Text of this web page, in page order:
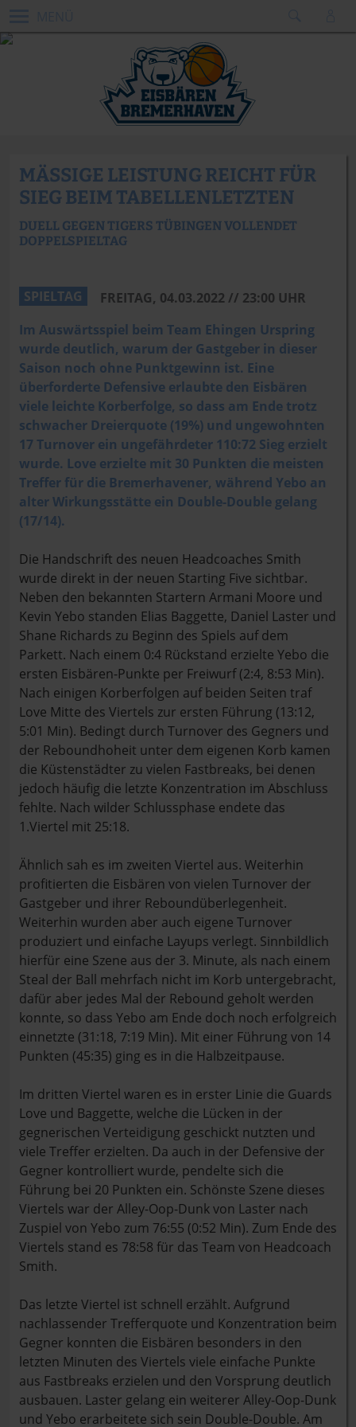
MÄSSIGE LEISTUNG REICHT FÜR S
IEG BEIM TABELLENLETZTEN
DUELL GEGEN TIGERS TÜBINGEN VOLLENDET
DOPPELSPIELTAG
SPIELTAG
FREITAG, 04.03.2022 // 23:00 UHR
Im Auswärtsspiel beim Team Ehingen Urspring
wurde deutlich, warum der Gastgeber in dieser
Saison noch ohne Punktgewinn ist. Eine
überforderte Defensive erlaubte den Eisbären
viele leichte Korberfolge, so dass am Ende trotz
schwacher Dreierquote (19%) und ungewohnten
17 Turnover ein ungefährdeter 110:72 Sieg erzielt
wurde. Love erzielte mit 30 Punkten die meisten
Treffer für die Bremerhavener, während Yebo an
alter Wirkungsstätte ein Double-Double gelang
(17/14).
Die Handschrift des neuen Headcoaches Smith
wurde direkt in der neuen Starting Five sichtbar.
Neben den bekannten Startern Armani Moore und
Kevin Yebo standen Elias Baggette, Daniel Laster und
Shane Richards zu Beginn des Spiels auf dem
Parkett. Nach einem 0:4 Rückstand erzielte Yebo die
ersten Eisbären-Punkte per Freiwurf (2:4, 8:53 Min).
Nach einigen Korberfolgen auf beiden Seiten traf
Love Mitte des Viertels zur ersten Führung (13:12,
5:01 Min). Bedingt durch Turnover des Gegners und
der Reboundhoheit unter dem eigenen Korb kamen
die Küstenstädter zu vielen Fastbreaks, bei denen
jedoch häufig die letzte Konzentration im Abschluss
fehlte. Nach wilder Schlussphase endete das
1.Viertel mit 25:18.
Ähnlich sah es im zweiten Viertel aus. Weiterhin
profitierten die Eisbären von vielen Turnover der
Gastgeber und ihrer Reboundüberlegenheit.
Weiterhin wurden aber auch eigene Turnover
produziert und einfache Layups verlegt. Sinnbildlich
hierfür eine Szene aus der 3. Minute, als nach einem
Steal der Ball mehrfach nicht im Korb untergebracht,
dafür aber jedes Mal der Rebound geholt werden
konnte, so dass Yebo am Ende doch noch erfolgreich
einnetzte (31:18, 7:19 Min). Mit einer Führung von 14
Punkten (45:35) ging es in die Halbzeitpause.
Im dritten Viertel waren es in erster Linie die Guards
Love und Baggette, welche die Lücken in der
gegnerischen Verteidigung geschickt nutzten und
viele Treffer erzielten. Da auch in der Defensive der
Gegner kontrolliert wurde, pendelte sich die
Führung bei 20 Punkten ein. Schönste Szene dieses
Viertels war der Alley-Oop-Dunk von Laster nach
Zuspiel von Yebo zum 76:55 (0:52 Min). Zum Ende des
Viertels stand es 78:58 für das Team von Headcoach
Smith.
Das letzte Viertel ist schnell erzählt. Aufgrund
nachlassender Trefferquote und Konzentration beim
Gegner konnten die Eisbären besonders in den
letzten Minuten des Viertels viele einfache Punkte
aus Fastbreaks erzielen und den Vorsprung deutlich
ausbauen. Laster gelang ein weiterer Alley-Oop-Dunk
und Yebo erarbeitete sich sein Double-Double. Am